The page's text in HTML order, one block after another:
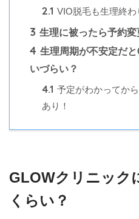
2.1 VIO脱毛も生理終わ
3 生理に被ったら予約変
4 生理周期が不安定だ
いづらい？
4.1 予定がわかってか
あり！
GLOWクリニック
くらい？